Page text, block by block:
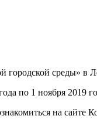
среды» в
по 1 ноября 2019
на сайте